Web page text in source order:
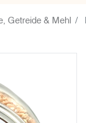
Getreide & Mehl